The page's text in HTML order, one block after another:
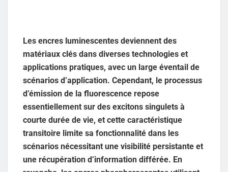
Les encres luminescentes deviennent des
matériaux clés dans diverses technologies et
applications pratiques, avec un large éventail de
scénarios d’application. Cependant, le processus
d’émission de la fluorescence repose
essentiellement sur des excitons singulets à
courte durée de vie, et cette caractéristique
transitoire limite sa fonctionnalité dans les
scénarios nécessitant une visibilité persistante et
une récupération d’information différée. En